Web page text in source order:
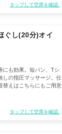
タップして空席を確認
ぐし(20分)オイ
にも効果。短パン、Tシ
しの指圧マッサージ。仕
替えはこちらにもご用意
タップして空席を確認